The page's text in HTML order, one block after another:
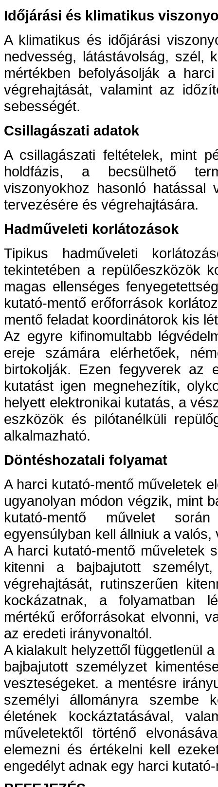
Időjárási és klimatikus
A klimatikus és időjárási
nedvesség, látástávolság, szél,
mértékben befolyásolják a
végrehajtását, valamint az
sebességét.
Csillagászati adatok
A csillagászati feltételek, mint
holdfázis, a becsülhető
viszonyokhoz hasonló hatással
tervezésére és végrehajtására.
Hadműveleti korlátozások
Tipikus hadműveleti
tekintetében a repülőeszközök
magas ellenséges
kutató-mentő erőforrások
mentő feladat koordinátorok kis
Az egyre kifinomultabb
ereje számára elérhetőek,
birtokolják. Ezen fegyverek az
kutatást igen megnehezítik,
helyett elektronikai kutatás, a
eszközök és pilótanélküli
alkalmazható.
Döntéshozatali folyamat
A harci kutató-mentő műveletek
ugyanolyan módon végzik, mint
kutató-mentő művelet
egyensúlyban kell állniuk a
A harci kutató-mentő műveletek
kitenni a bajbajutott
végrehajtását, rutinszerűen
kockázatnak, a folyamatban
mértékű erőforrásokat elvonni,
az eredeti irányvonaltól.
A kialakult helyzettől függetlenül
bajbajutott személyzet
veszteségeket. a mentésre
személyi állományra szembe
életének kockáztatásával,
műveletektől történő
elemezni és értékelni kell
engedélyt adnak egy harci